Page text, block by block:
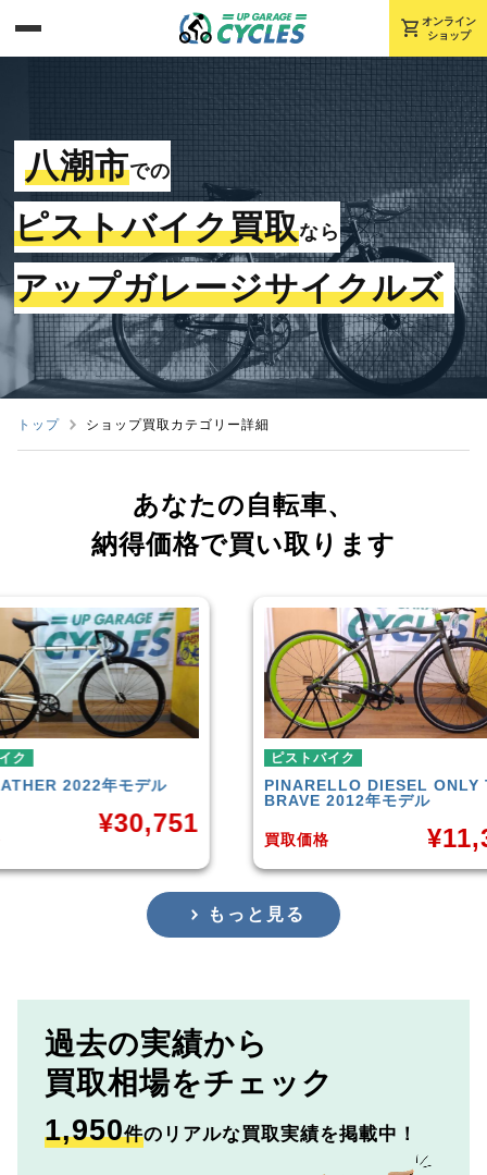
shopping_cart オンライン
ショップ
八潮市での
ピストバイク買取なら
アップガレージサイクルズ
トップ ショップ買取カテゴリー詳細
あなたの自転車、
納得価格で買い取ります
PINARELLO
DIESEL ONLY THE
BRAVE 2012年モデル
買取価格 ¥11,301 買取
もっと見る
過去の実績から
買取相場をチェック
1,950件のリアルな買取実績を掲載中！